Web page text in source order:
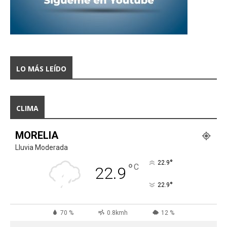
LO MÁS LEÍDO
CLIMA
MORELIA
Lluvia Moderada
22.9 °C 22.9°
22.9°
70 % 0.8kmh 12 %